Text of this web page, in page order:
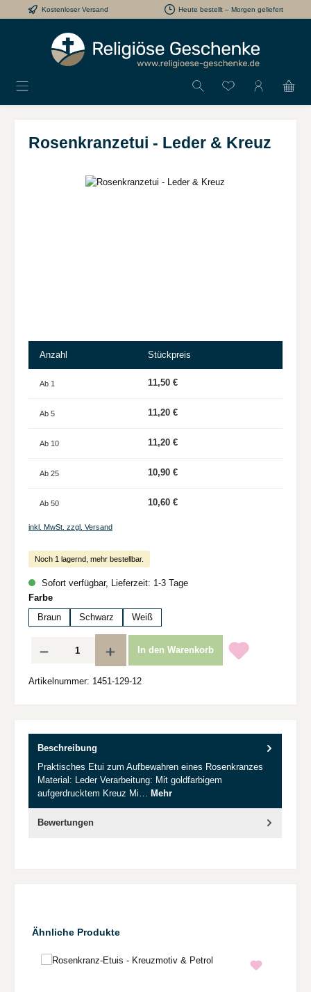
Zum Hauptinhalt springen
Kostenloser Versand Heute bestellt – Morgen geliefert
Du hast 0
Rosenkranzetui - Leder & Kreuz
Bildergalerie überspringen
Anzahl Stückpreis
Ab 1 11,50 €
Ab 5 11,20 €
Ab 10 11,20 €
Ab 25 10,90 €
Ab 50 10,60 €
inkl. MwSt. zzgl. Versand
Noch 1 lagernd, mehr bestellbar.
Sofort verfügbar, Lieferzeit: 1-3 Tage
Farbeauswählen
Braun
Schwarz Weiß
Produkt Anzahl: Gib den gewünschten Wert ein oder benutze die Schaltflächen
In den Warenkorb
Artikelnummer: 1451-129-12
Beschreibung
Praktisches Etui zum Aufbewahren eines Rosenkranzes
Material: Leder Verarbeitung: Mit goldfarbigem
aufgerdrucktem Kreuz Mi… Mehr
Bewertungen
Produktgalerie überspringen
Ähnliche Produkte